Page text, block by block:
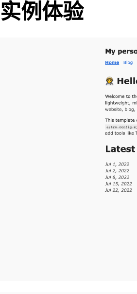
实例体验